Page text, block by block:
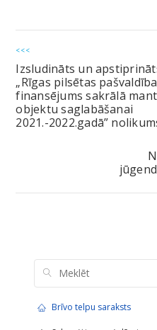
<<<
Izsludināts un
„Rīgas pilsētas
finansējums sakrālā
objektu saglabāšanai
2021.-2022.gadā”
Brīvo telpu saraksts